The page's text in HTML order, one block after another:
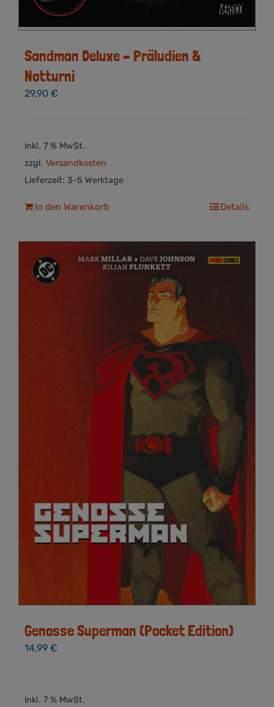
Sandman Deluxe – Präludien &
Notturni
29,90 €
inkl. 7 % MwSt.
zzgl. Versandkosten
Lieferzeit: 3-5 Werktage
In den Warenkorb Details
Genosse Superman (Pocket Edition)
14,99 €
inkl. 7 % MwSt.